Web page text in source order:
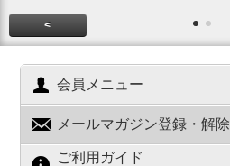
<
会員メニュー
メールマガジン登録・解除
ご利用ガイド